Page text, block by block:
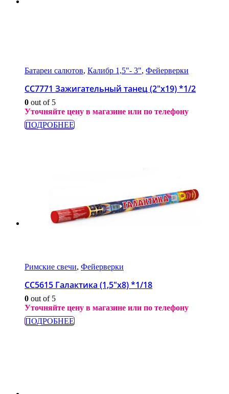
Батареи салютов, Калибр 1,5"- 3", Фейерверки
СС7771 Зажигательный танец (2″x19) *1/2
0 out of 5
Уточняйте цену в магазине или по телефону
ПОДРОБНЕЕ
Римские свечи, Фейерверки
СС5615 Галактика (1,5″х8) *1/18
0 out of 5
Уточняйте цену в магазине или по телефону
ПОДРОБНЕЕ